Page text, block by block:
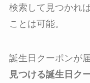
検索して見つかれ
ことは可能。
誕生日クーポンが
見つける誕生日ク